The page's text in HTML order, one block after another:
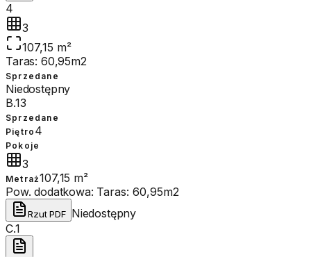
4
3
107,15 m²
Taras: 60,95m2
Sprzedane
Niedostępny
B.13
Sprzedane
Piętro 4
Pokoje
3
Metraż107,15 m²
Pow. dodatkowa: Taras: 60,95m2
Rzut PDF Niedostępny
C.1